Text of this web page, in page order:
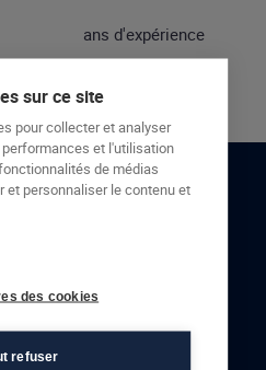
ans d'expérience
EN CONTACT
sur ce site
pour collecter et analyser
et l'utilisation
de médias
et personnaliser le contenu et
des cookies
refuser